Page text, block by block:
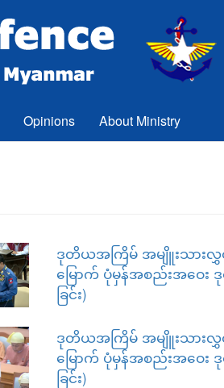
Opinions About Ministry
ဒုတိယအကြိမ် အမျိူးသားလွှ
မြောက် ပုံမှန်အစည်းအဝေး
ခြင်း)
ဒုတိယအကြိမ် အမျိူးသားလွှ
မြောက် ပုံမှန်အစည်းအဝေး
ခြင်း)